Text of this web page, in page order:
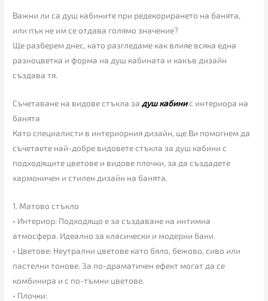
Важни ли са душ кабините при редекорирането на банята,
или пък не им се отдава голямо значение?
Ще разберем днес, като разгледаме как влияе всяка една
разноцветка и форма на душ кабината и какъв дизайн
създава тя.
Съчетаване на видове стъкла за душ кабинис интериора на
банята
Като специалисти в интериорния дизайн, ще Ви помогнем да
съчетаете най-добре видовете стъкла за душ кабини с
подходящите цветове и видове плочки, за да създадете
хармоничен и стилен дизайн на банята.
1. Матово стъкло
• Интериор: Подходящо е за създаване на интимна
атмосфера. Идеално за класически и модерни бани.
• Цветове: Неутрални цветове като бяло, бежово, сиво или
пастелни тонове. За по-драматичен ефект могат да се
комбинира и с по-тъмни цветове.
• Плочки: